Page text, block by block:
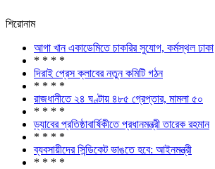
শিরোনাম
আগা খান একাডেমিতে চাকরির সুযোগ, কর্মস্থল ঢাকা
* * * *
দিরাই প্রেস ক্লাবের নতুন কমিটি গঠন
* * * *
রাজধানীতে ২৪ ঘণ্টায় ৪৮৫ গ্রেপ্তার, মামলা ৫০
* * * *
ড্যাবের প্রতিষ্ঠাবার্ষিকীতে প্রধানমন্ত্রী তারেক রহমান
* * * *
ব্যবসায়ীদের সিন্ডিকেট ভাঙতে হবে: আইনমন্ত্রী
* * * *